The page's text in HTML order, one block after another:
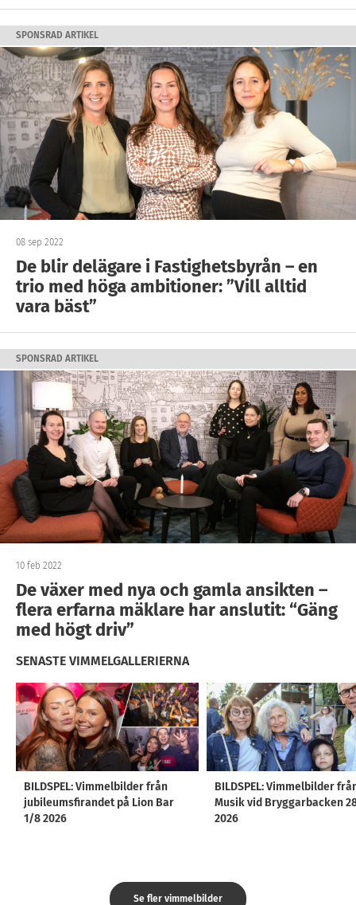
SPONSRAD ARTIKEL
08 sep 2022
De blir delägare i Fastighetsbyrån – en
trio med höga ambitioner: ”Vill alltid
vara bäst”
SPONSRAD ARTIKEL
10 feb 2022
De växer med nya och gamla ansikten –
flera erfarna mäklare har anslutit: “Gäng
med högt driv”
SENASTE VIMMELGALLERIERNA
BILDSPEL: Vimmelbilder från
jubileumsfirandet på Lion Bar
1/8 2026
BILDSPEL: Vimmelbilder
Musik vid Bryggarbacken
2026
Se fler vimmelbilder